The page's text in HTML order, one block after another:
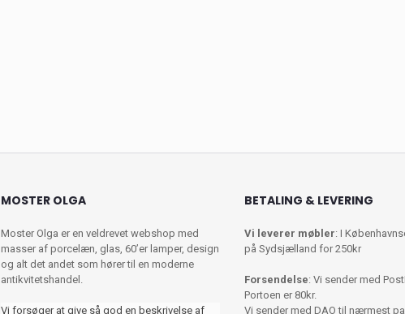
MOSTER OLGA
Moster Olga er en veldrevet webshop med
masser af porcelæn, glas, 60’er lamper, design
og alt det andet som hører til en moderne
antikvitetshandel.
Vi forsøger at give så god en beskrivelse af
BETALING & LEVERING
Vi leverer møbler: I
på Sydsjælland for 250kr
Forsendelse: Vi sender med
Portoen er 80kr.
Vi sender med DAO til nærmest